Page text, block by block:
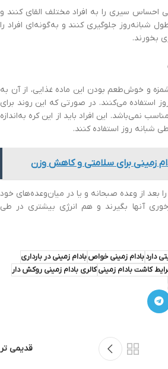
احساس سیری را به افراد مختلف القای کنند و
شبانه‌روز جلوگیری کنند و به‌گونه‌ای افراد را
بخورند.
و خوش‌طعم بودن این ماده غذایی، از آن به
استفاده می‌کنند. در صورتی که این روند برای
نمی‌باشد. این افراد باید از این کره به‌اندازه
شبانه روز استفاده کنند.
زمینی برای سلامتی و کاهش وزن
را بعد از وعده صبحانه و یا در میان‌وعده‌های خود
آنها بگیرند و هم انرژی بیشتری در طی
داردبادام زمینی خواصبادام زمینی در بارداری
کاشت بادام زمینیکالری بادام زمینی روکش دار
قدیمی تر